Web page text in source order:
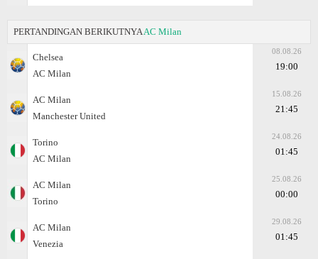
PERTANDINGAN BERIKUTNYA AC Milan
Chelsea
AC Milan
08.08.26
19:00
AC Milan
Manchester United
15.08.26
21:45
Torino
AC Milan
24.08.26
01:45
AC Milan
Torino
25.08.26
00:00
AC Milan
Venezia
29.08.26
01:45